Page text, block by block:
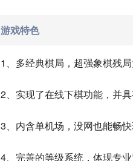
游戏特色
1、多经典棋局，超强象棋残
2、实现了在线下棋功能，并
3、内含单机场，没网也能畅
4、完善的等级系统，体现专